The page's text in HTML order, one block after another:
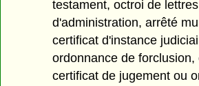
testament, octroi de lettres
d'administration, arrêté
certificat d'instance
ordonnance de forclusion,
certificat de jugement ou